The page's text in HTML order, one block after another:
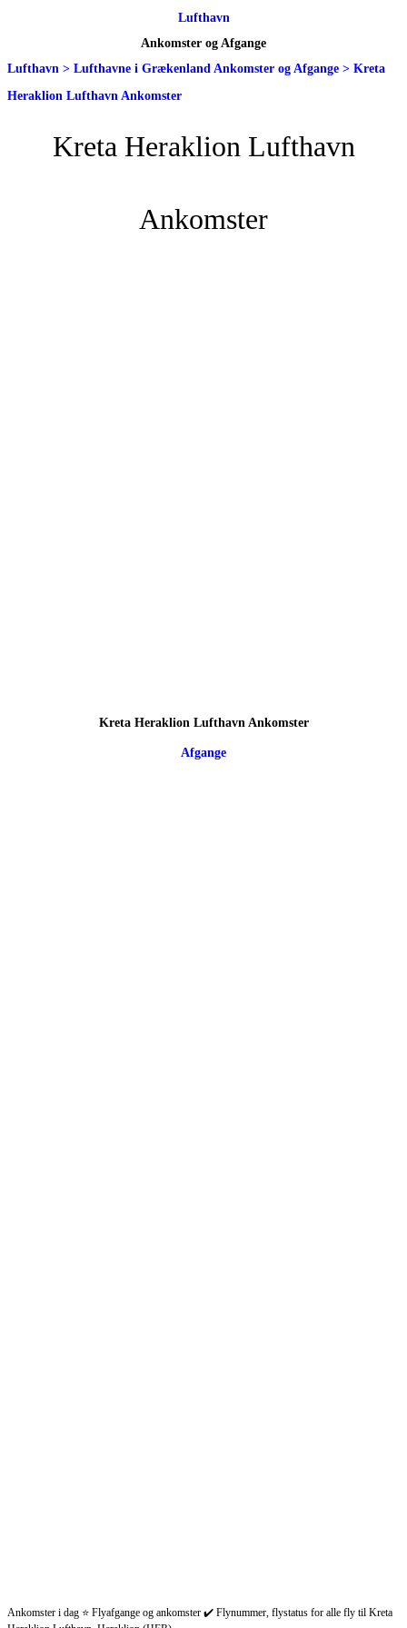
Lufthavn
Ankomster og Afgange
Lufthavn > Lufthavne i Grækenland Ankomster og Afgange > Kreta
Heraklion Lufthavn Ankomster
Kreta Heraklion Lufthavn
Ankomster
Kreta Heraklion Lufthavn Ankomster
Afgange
Ankomster i dag ⭐ Flyafgange og ankomster ✔️ Flynummer, flystatus for alle fly til Kreta